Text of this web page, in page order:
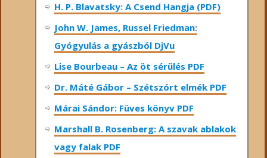
H. P. Blavatsky: A Csend Hangja (PDF)
John W. James, Russel Friedman:
Gyógyulás a gyászból DjVu
Lise Bourbeau – Az öt sérülés PDF
Dr. Máté Gábor – Szétszórt elmék PDF
Márai Sándor: Füves könyv PDF
Marshall B. Rosenberg: A szavak ablakok
vagy falak PDF